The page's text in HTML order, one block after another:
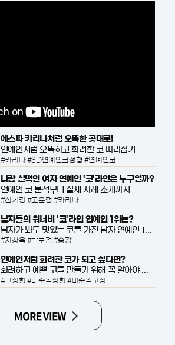
에스파 카리나처럼 오똑한 콧대로!
연예인처럼 오똑하고 화려한 코 따라잡기
#카리나 #3D연예인코성형 #연예인코
나랑 찰떡인 여자 연예인 '코'라인은 누구일까?
연예인 코 분석부터 실제 사례 소개까지
#신세경 #고윤정 #카리나
남자들의 워너비 '코'라인 연예인 1위는?
남자가 봐도 멋있는 코를 가진 남자 연예인 1위는 누구일까요?
#지창욱 #박보검 #송강
연예인처럼 화려한 코가 되고 싶다면?
화려하고 예쁜 코를 만들기 위해 꼭 알아야 하는 '비순각'
#코성형 #비순각성형 #비순각교정
MORE VIEW